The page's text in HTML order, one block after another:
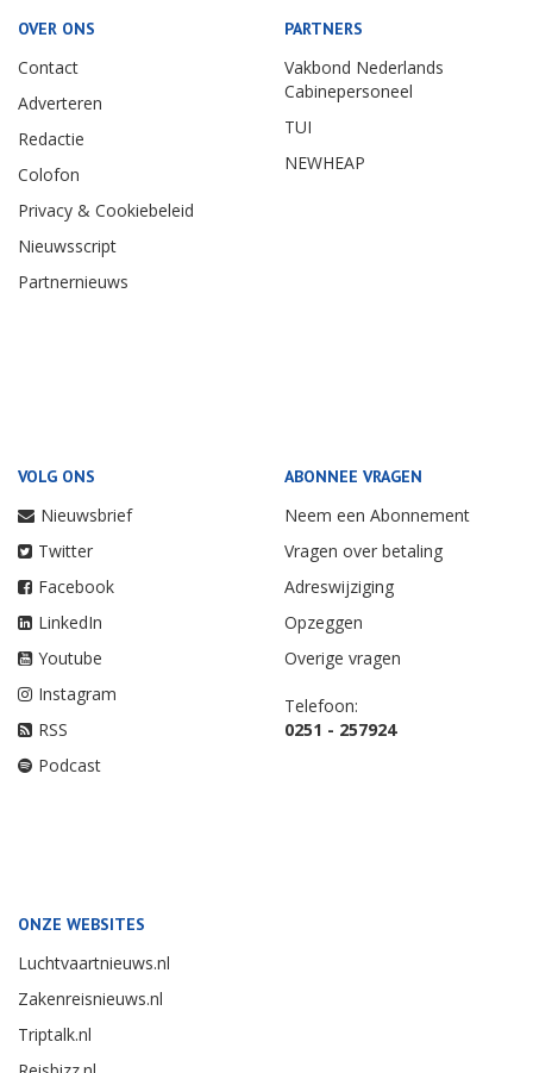
OVER ONS
Contact
Adverteren
Redactie
Colofon
Privacy & Cookiebeleid
Nieuwsscript
Partnernieuws
PARTNERS
Vakbond Nederlands
Cabinepersoneel
TUI
NEWHEAP
VOLG ONS
Nieuwsbrief
Twitter
Facebook
LinkedIn
Youtube
Instagram
RSS
Podcast
ABONNEE VRAGEN
Neem een Abonnement
Vragen over betaling
Adreswijziging
Opzeggen
Overige vragen
Telefoon:
0251 - 257924
ONZE WEBSITES
Luchtvaartnieuws.nl
Zakenreisnieuws.nl
Triptalk.nl